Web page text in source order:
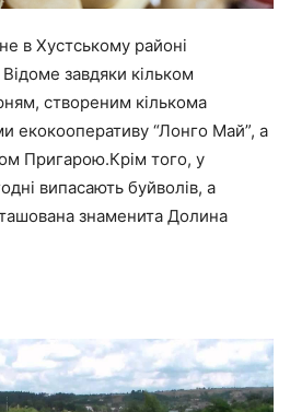
в Хустському районі
завдяки кільком
створеним кількома
екокооперативу “Лонго Май”, а
Пригарою.Крім того, у
випасають буйволів, а
знаменита Долина